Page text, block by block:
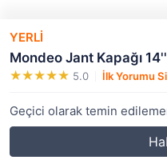
YERLİ
Mondeo Jant Kapağı
5.0 İlk Yorumu
Geçici olarak temin